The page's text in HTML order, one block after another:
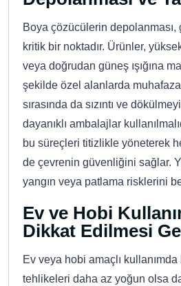
Boya çözücülerin depolanması,
kritik bir noktadır. Ürünler, yüksek
veya doğrudan güneş ışığına
şekilde özel alanlarda
sırasında da sızıntı ve
dayanıklı ambalajlar
bu süreçleri titizlikle yöneterek
de çevrenin güvenliğini sağlar.
yangın veya patlama risklerini
Ev ve Hobi
Dikkat Edilmesi
Ev veya hobi amaçlı
tehlikeleri daha az yoğun olsa